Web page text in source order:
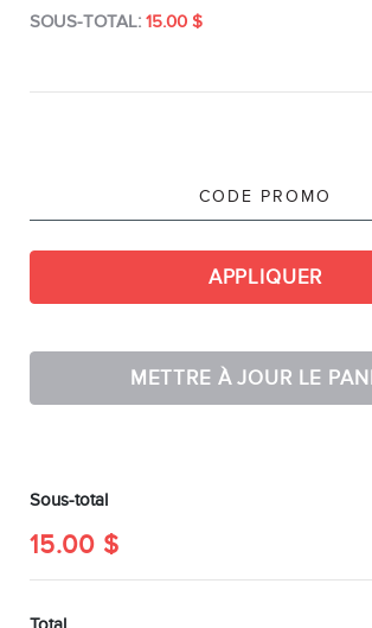
EN
15.00 $
APPLIQUER
METTRE À JOUR LE
Sous-total
15.00 $
Total